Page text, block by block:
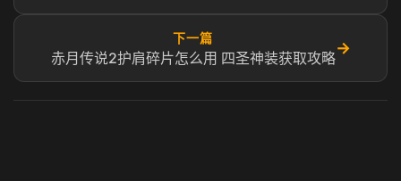
下一篇
赤月传说2护肩碎片怎么用 四圣神装获取攻略
→